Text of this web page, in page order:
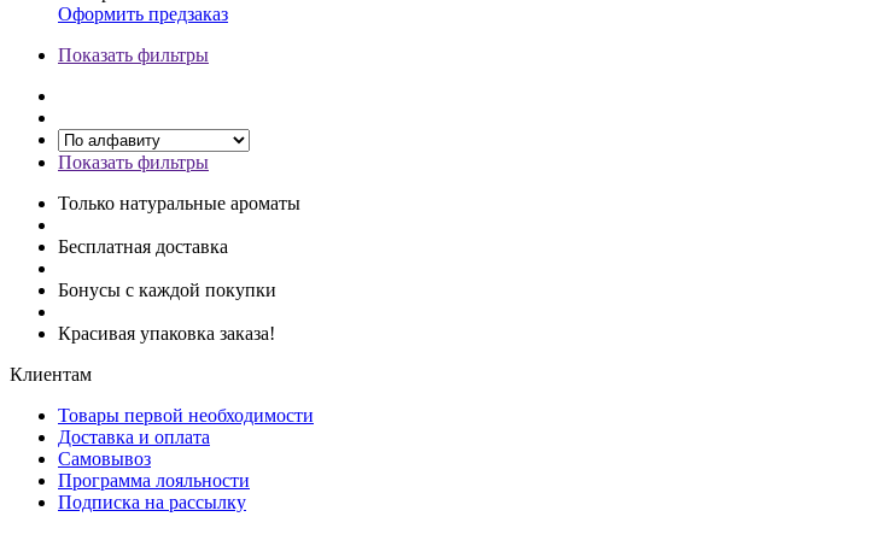
Оформить предзаказ
Показать фильтры
Показать фильтры
Только натуральные ароматы
Бесплатная доставка
Бонусы с каждой покупки
Красивая упаковка заказа!
Клиентам
Товары первой необходимости
Доставка и оплата
Самовывоз
Программа лояльности
Подписка на рассылку